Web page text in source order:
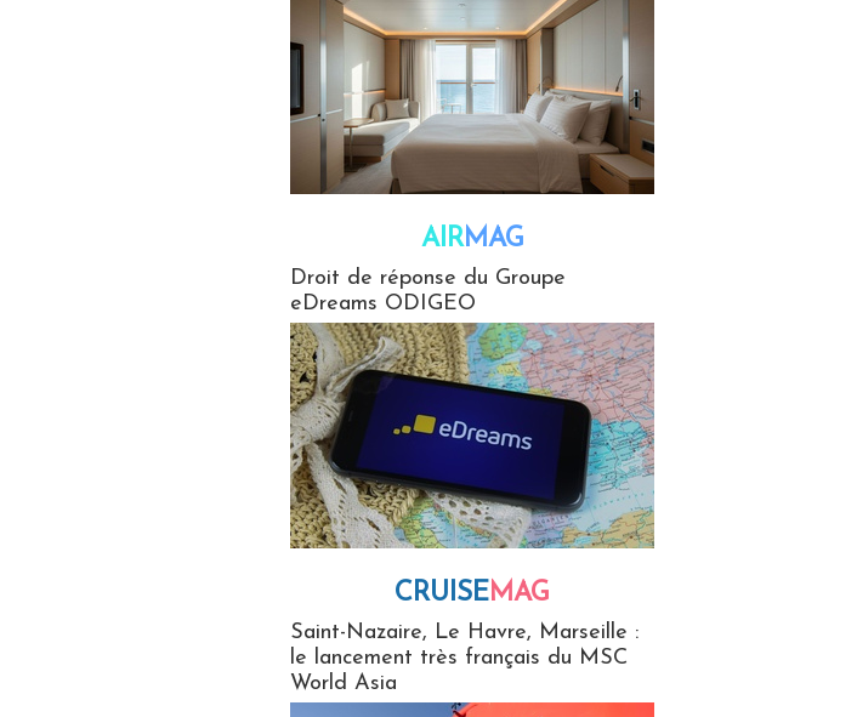
AIRMAG
Droit de réponse du Groupe
eDreams ODIGEO
CRUISEMAG
Saint-Nazaire, Le Havre, Marseille :
le lancement très français du MSC
World Asia